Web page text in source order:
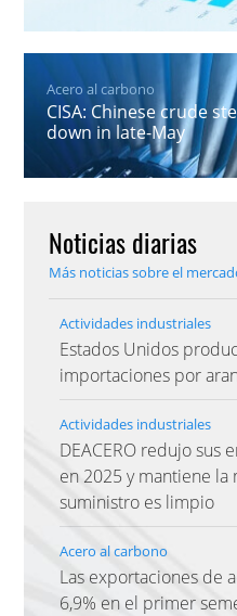
Acero al carbono
CISA: Chinese crude
down in late-May
Noticias diarias
Más noticias sobre el
Actividades industriales
Estados Unidos
importaciones por
Actividades industriales
DEACERO redujo sus
en 2025 y mantiene la
suministro es limpio
Acero al carbono
Las exportaciones de
6,9% en el primer